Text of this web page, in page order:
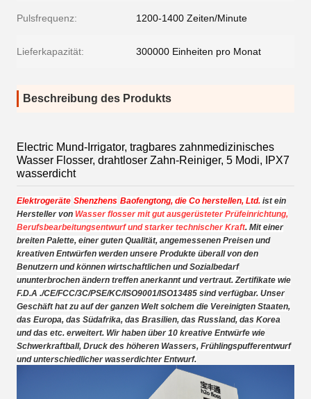
Pulsfrequenz: 1200-1400 Zeiten/Minute
Lieferkapazität: 300000 Einheiten pro Monat
Beschreibung des Produkts
Electric Mund-Irrigator, tragbares zahnmedizinisches
Wasser Flosser, drahtloser Zahn-Reiniger, 5 Modi, IPX7
wasserdicht
Elektrogeräte Shenzhens Baofengtong, die Co herstellen, Ltd. ist ein
Hersteller von Wasser flosser mit gut ausgerüsteter Prüfeinrichtung,
Berufsbearbeitungsentwurf und starker technischer Kraft. Mit einer
breiten Palette, einer guten Qualität, angemessenen Preisen und
kreativen Entwürfen werden unsere Produkte überall von den
Benutzern und können wirtschaftlichen und Sozialbedarf
ununterbrochen ändern treffen anerkannt und vertraut. Zertifikate wie
F.D.A ./CE/FCC/3C/PSE/KC/ISO9001/ISO13485 sind verfügbar. Unser
Geschäft hat zu auf der ganzen Welt solchem die Vereinigten Staaten,
das Europa, das Südafrika, das Brasilien, das Russland, das Korea
und das etc. erweitert. Wir haben über 10 kreative Entwürfe wie
Schwerkraftball, Druck des höheren Wassers, Frühlingspufferentwurf
und unterschiedlicher wasserdichter Entwurf.